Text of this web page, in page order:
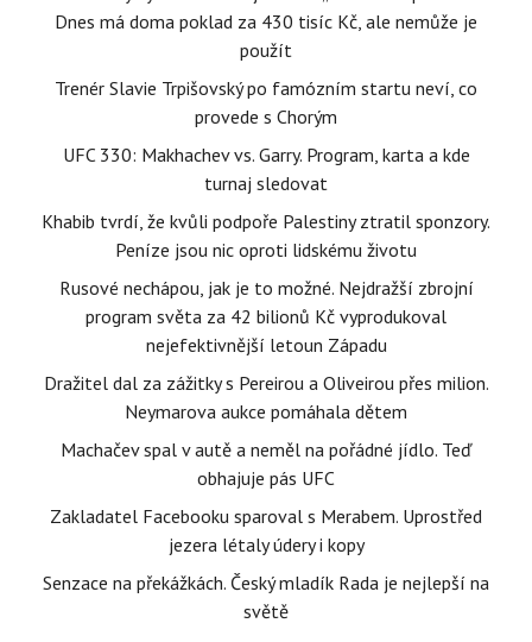
Dnes má doma poklad za 430 tisíc Kč, ale nemůže je
použít
Trenér Slavie Trpišovský po famózním startu neví, co
provede s Chorým
UFC 330: Makhachev vs. Garry. Program, karta a kde
turnaj sledovat
Khabib tvrdí, že kvůli podpoře Palestiny ztratil sponzory.
Peníze jsou nic oproti lidskému životu
Rusové nechápou, jak je to možné. Nejdražší zbrojní
program světa za 42 bilionů Kč vyprodukoval
nejefektivnější letoun Západu
Dražitel dal za zážitky s Pereirou a Oliveirou přes milion.
Neymarova aukce pomáhala dětem
Machačev spal v autě a neměl na pořádné jídlo. Teď
obhajuje pás UFC
Zakladatel Facebooku sparoval s Merabem. Uprostřed
jezera létaly údery i kopy
Senzace na překážkách. Český mladík Rada je nejlepší na
světě